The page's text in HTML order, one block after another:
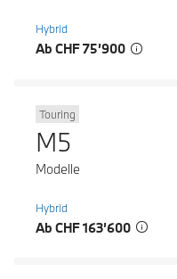
Hybrid
Ab CHF 75’900
Touring
M5
Modelle
Hybrid
Ab CHF 163’600